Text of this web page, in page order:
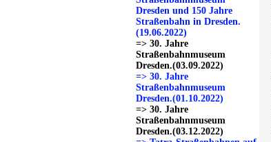
Dresden und 150 Jahre
Straßenbahn in Dresden.
(19.06.2022)
=> 30. Jahre
Straßenbahnmuseum
Dresden.(03.09.2022)
=> 30. Jahre
Straßenbahnmuseum
Dresden.(01.10.2022)
=> 30. Jahre
Straßenbahnmuseum
Dresden.(03.12.2022)